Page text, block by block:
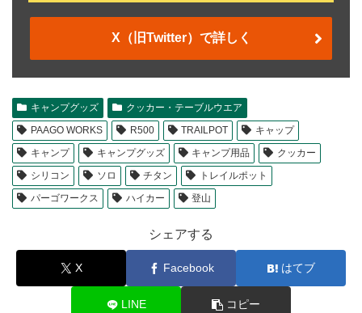
X（旧Twitter）で詳しく
キャンプグッズ
クッカー・テーブルウエア
PAAGO WORKS
R500 TRAILPOT
キャップ
キャンプ
キャンプグッズ キャンプ用品
クッカー
シリコン
ソロ チタン
トレイルポット
パーゴワークス
ハイカー 登山
シェアする
X Facebook はてブ
LINE コピー